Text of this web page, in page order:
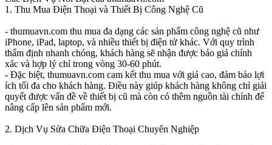
1. Thu Mua Điện Thoại và Thiết Bị Công Nghệ Cũ
- thumuavn.com thu mua đa dạng các sản phẩm công nghệ cũ như
iPhone, iPad, laptop, và nhiều thiết bị điện tử khác. Với quy trình
thẩm định nhanh chóng, khách hàng sẽ nhận được báo giá chính
xác và hợp lý chỉ trong vòng 30-60 phút.
- Đặc biệt, thumuavn.com cam kết thu mua với giá cao, đảm bảo lợi
ích tối đa cho khách hàng. Điều này giúp khách hàng không chỉ giải
quyết được vấn đề về thiết bị cũ mà còn có thêm nguồn tài chính để
nâng cấp lên sản phẩm mới.
2. Dịch Vụ Sửa Chữa Điện Thoại Chuyên Nghiệp